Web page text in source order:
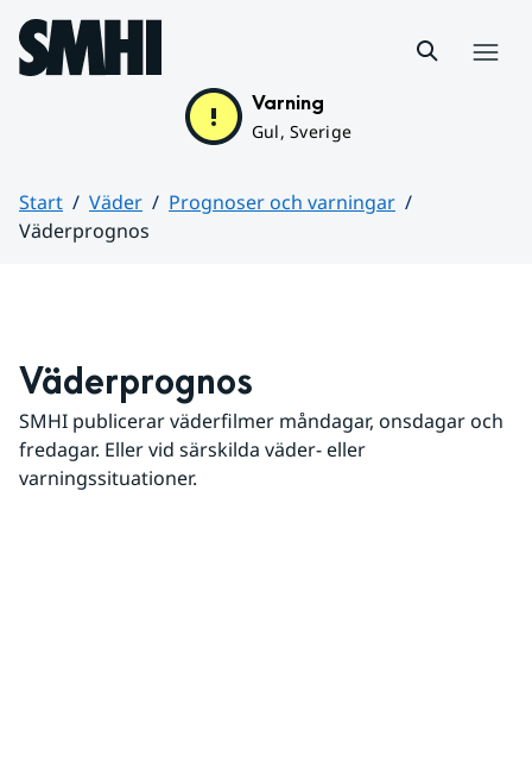
Hoppa till sidans innehåll
Varning
Gul, Sverige
Start Väder
Prognoser och varningar
Väderprognos
Väderprognos
SMHI publicerar väderfilmer måndagar, onsdagar och
fredagar. Eller vid särskilda väder- eller
varningssituationer.